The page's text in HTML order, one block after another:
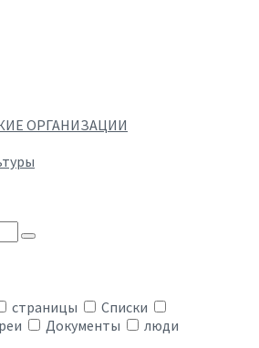
ОРГАНИЗАЦИИ
страницы
Списки
Документы
люди